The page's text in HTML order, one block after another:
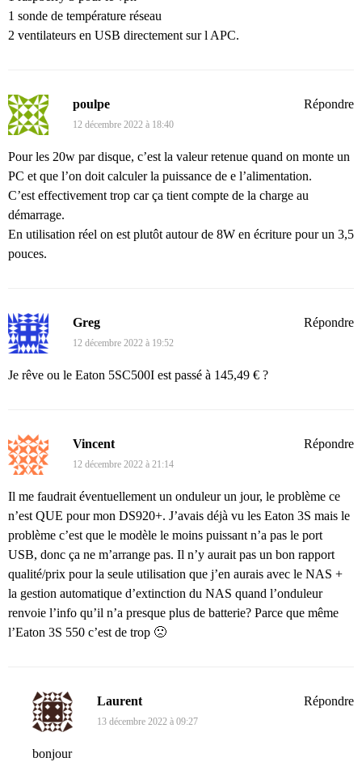
1 sonde de température réseau
2 ventilateurs en USB directement sur l APC.
poulpe
12 décembre 2022 à 18:40
Pour les 20w par disque, c’est la valeur retenue quand on monte un
PC et que l’on doit calculer la puissance de e l’alimentation.
C’est effectivement trop car ça tient compte de la charge au
démarrage.
En utilisation réel on est plutôt autour de 8W en écriture pour un 3,5
pouces.
Répondre
Greg
12 décembre 2022 à 19:52
Je rêve ou le Eaton 5SC500I est passé à 145,49 € ?
Répondre
Vincent
12 décembre 2022 à 21:14
Il me faudrait éventuellement un onduleur un jour, le problème ce
n’est QUE pour mon DS920+. J’avais déjà vu les Eaton 3S mais le
problème c’est que le modèle le moins puissant n’a pas le port
USB, donc ça ne m’arrange pas. Il n’y aurait pas un bon rapport
qualité/prix pour la seule utilisation que j’en aurais avec le NAS +
la gestion automatique d’extinction du NAS quand l’onduleur
renvoie l’info qu’il n’a presque plus de batterie? Parce que même
l’Eaton 3S 550 c’est de trop 🙁
Répondre
Laurent
13 décembre 2022 à 09:27
bonjour
Répondre